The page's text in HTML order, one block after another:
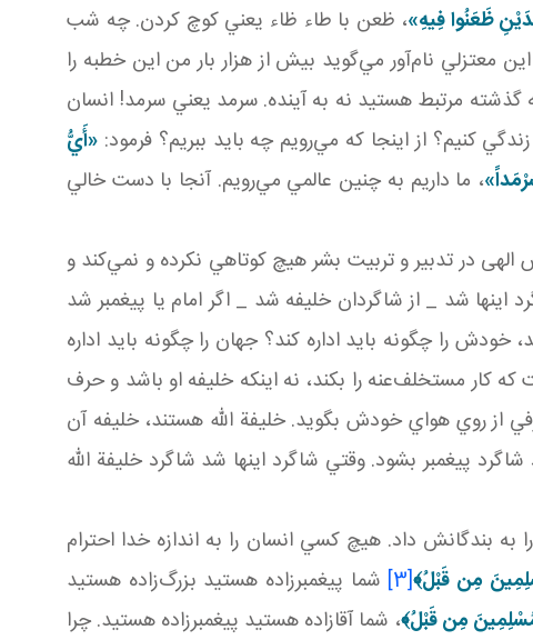
ظَعَنُوا فِيهِ»، ظعن با طاء ظاء يعني کوچ کردن. چه شب
معتزلي نام‌آور مي‌گويد بيش از هزار بار من اين خطبه را
گذشته مرتبط هستيد نه به آينده. سرمد يعني سرمد! انسان
کنيم؟ از اينجا که مي‌رويم چه بايد ببريم؟ فرمود: «أَيُّ
، ما داريم به چنين عالمي مي‌رويم. آنجا با دست خالي
در تدبير و تربيت بشر هيچ کوتاهي نکرده و نمي‌کند و
شد _ از شاگردان خليفه شد _ اگر امام يا پيغمبر شد
را چگونه بايد اداره کند؟ جهان را چگونه بايد اداره
کار مستخلف‌عنه را بکند، نه اينکه خليفه او باشد و حرف
از روي هواي خودش بگويد. خليفة الله هستند، خليفه آن
پيغمبر بشود. وقتي شاگرد اينها شد شاگرد خليفة الله
بندگانش داد. هيچ کسي انسان را به اندازه خدا احترام
مِن قَبْلُ﴾[3]
شما پيغمبرزاده هستيد بزرگ‌زاده هستيد
مِن قَبْلُ﴾، شما آقازاده هستيد پيغمبرزاده‌ هستيد. چرا